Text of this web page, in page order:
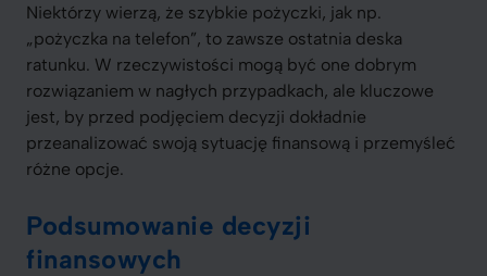
Niektórzy wierzą, że szybkie pożyczki, jak np.
„pożyczka na telefon”, to zawsze ostatnia deska
ratunku. W rzeczywistości mogą być one dobrym
rozwiązaniem w nagłych przypadkach, ale kluczowe
jest, by przed podjęciem decyzji dokładnie
przeanalizować swoją sytuację finansową i przemyśleć
różne opcje.
Podsumowanie decyzji
finansowych